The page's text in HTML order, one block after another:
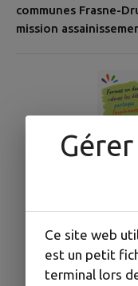
communes Frasne-
mission
Ce site web
est un petit
terminal lors